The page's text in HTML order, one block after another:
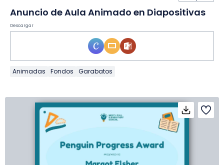
Anuncio de Aula Animado en Diapositivas
Descargar
Animadas Fondos Garabatos